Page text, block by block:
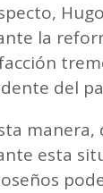
la
del
esta